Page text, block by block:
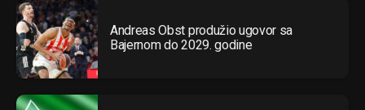
Andreas Obst produžio ugovor sa
Bajernom do 2029. godine